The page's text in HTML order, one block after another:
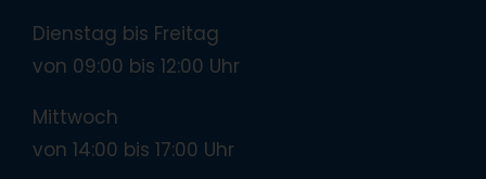
Dienstag bis Freitag
von 09:00 bis 12:00 Uhr
Mittwoch
von 14:00 bis 17:00 Uhr